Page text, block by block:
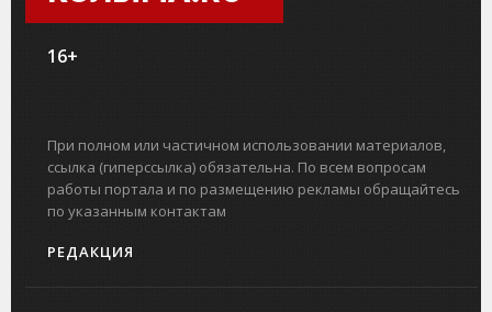
16+
При полном или частичном использовании материалов,
ссылка (гиперссылка) обязательна. По всем вопросам
работы портала и по размещению рекламы обращайтесь
по указанным контактам
РЕДАКЦИЯ